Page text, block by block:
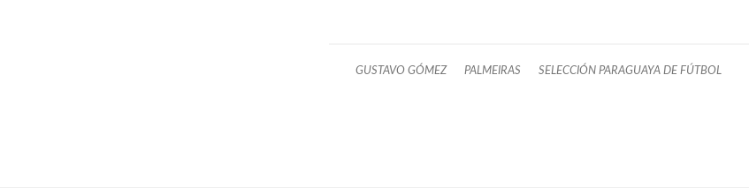
GUSTAVO GÓMEZ PALMEIRAS SELECCIÓN PARAGUAYA DE FÚTBOL